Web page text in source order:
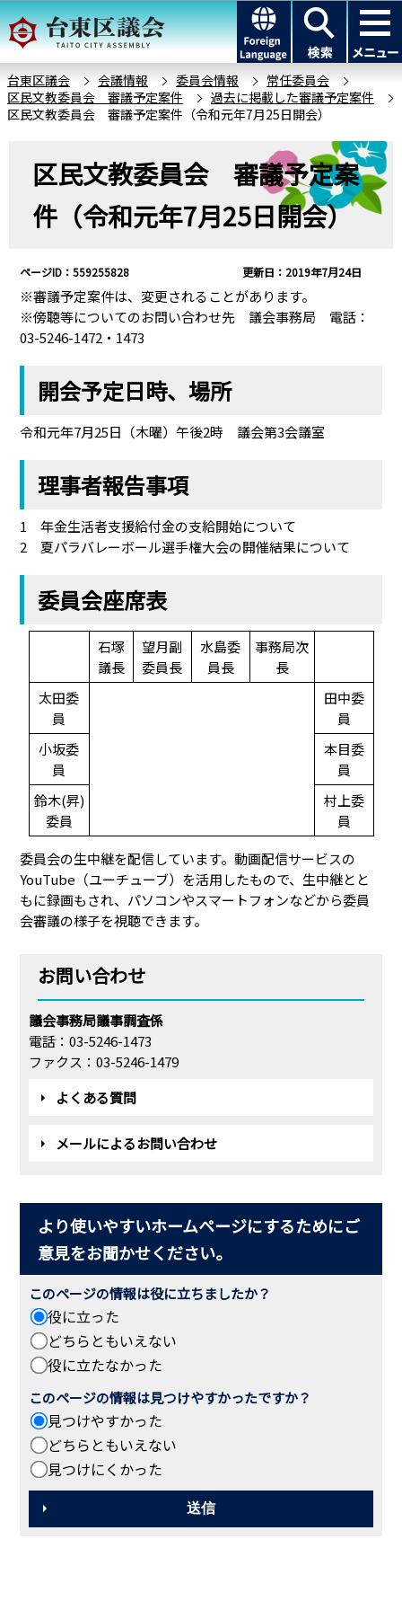
こ
の
ー
ジ
の
このページの本文へ移動
台東区議会 会議情報 委員会情報
常任委員会
区民文教委員会 審議予定案件
過去に掲載した審議予定案件
区民文教委員会 審議予定案件（令和元年7月25日開会）
区民文教委員会 審議予定案
件（令和元年7月25日開会）
ページID：559255828 更新日：2019年7月24日
※審議予定案件は、変更されることがあります。
※傍聴等についてのお問い合わせ先 議会事務局 電話：
03-5246-1472・1473
開会予定日時、場所
令和元年7月25日（木曜）午後2時 議会第3会議室
理事者報告事項
1 年金生活者支援給付金の支給開始について
2 夏パラバレーボール選手権大会の開催結果について
委員会座席表
石塚
議長
望月副
委員長
水島委
員長
事務局次
長
太田委
員
田中委
員
小坂委
員
本目委
員
鈴木(昇)
委員
村上委
員
委員会の生中継を配信しています。動画配信サービスの
YouTube（ユーチューブ）を活用したもので、生中継とと
もに録画もされ、パソコンやスマートフォンなどから委員
会審議の様子を視聴できます。
お問い合わせ
議会事務局議事調査係
電話：03-5246-1473
ファクス：03-5246-1479
よくある質問
メールによるお問い合わせ
より使いやすいホームページにするためにご
意見をお聞かせください。
このページの情報は役に立ちましたか？
役に立った
どちらともいえない
役に立たなかった
このページの情報は見つけやすかったですか？
見つけやすかった
どちらともいえない
見つけにくかった